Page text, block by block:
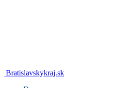
Bratislavskykraj.sk